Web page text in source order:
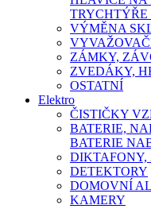
TRYCHTÝŘE
VÝMĚNA
ZÁMKY,
ZVEDÁKY,
OSTATNÍ
Elektro
ČISTIČKY
BATERIE,
BATERIE
DETEKTORY
DOMOVNÍ
KAMERY